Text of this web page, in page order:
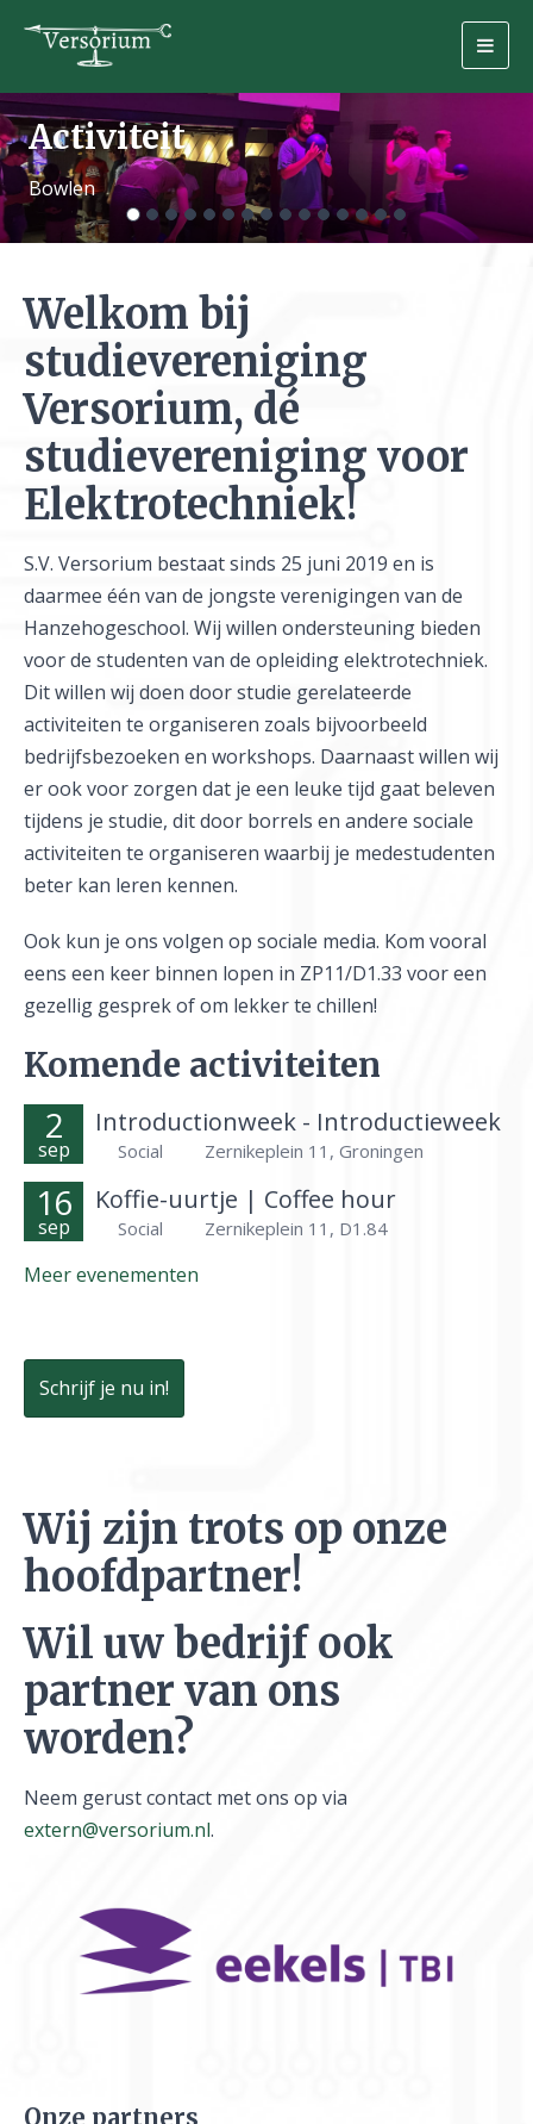
Activiteit
Bowlen
Previous
Welkom bij
studievereniging
Versorium, dé
studievereniging voor
Elektrotechniek!
S.V. Versorium bestaat sinds 25 juni 2019 en is
daarmee één van de jongste verenigingen van de
Hanzehogeschool. Wij willen ondersteuning bieden
voor de studenten van de opleiding elektrotechniek.
Dit willen wij doen door studie gerelateerde
activiteiten te organiseren zoals bijvoorbeeld
bedrijfsbezoeken en workshops. Daarnaast willen wij
er ook voor zorgen dat je een leuke tijd gaat beleven
tijdens je studie, dit door borrels en andere sociale
activiteiten te organiseren waarbij je medestudenten
beter kan leren kennen.
Ook kun je ons volgen op sociale media. Kom vooral
eens een keer binnen lopen in ZP11/D1.33 voor een
gezellig gesprek of om lekker te chillen!
Komende activiteiten
2
sep
Introductionweek - Introductieweek
Social Zernikeplein 11, Groningen
16
sep
Koffie-uurtje | Coffee hour
Social Zernikeplein 11, D1.84
Meer evenementen
Schrijf je nu in!
Wij zijn trots op onze
hoofdpartner!
Wil uw bedrijf ook
partner van ons
worden?
Neem gerust contact met ons op via
extern@versorium.nl.
Onze partners